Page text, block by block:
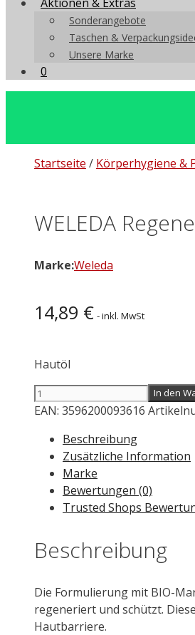
Sonderangebote
Taschen &
Unsere Marke
0
Startseite / Körperhygiene &
WELEDA
Marke:Weleda
14,89 € - inkl. MwSt
Hautöl
WELEDA
Regenerierendes
Sensitiv
Menge
In den
EAN: 3596200093616
Beschreibung
Zusätzliche Information
Marke
Bewertungen (0)
Trusted Shops
Beschreibung
Die Formulierung mit BIO-
regeneriert und schützt.
Hautbarriere.